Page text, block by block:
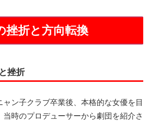
挫折と方向転換
挫折
ャン子クラブ卒業後、本格的な女優を目
当時のプロデューサーから劇団を紹介さ